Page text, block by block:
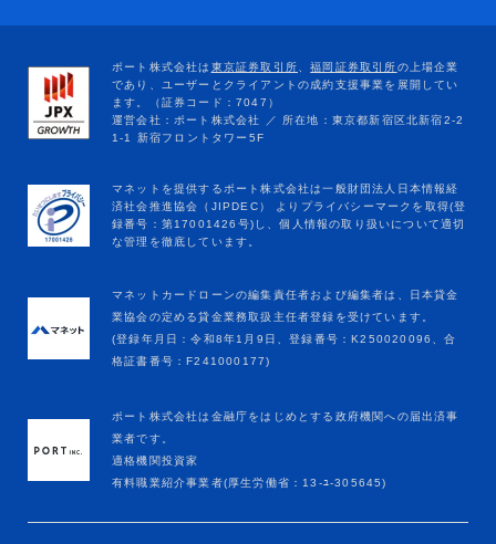
マネットカードローンの編集責任者および編集者は、日本貸金
業協会の定める貸金業務取扱主任者登録を受けています。
(登録年月日：令和8年1月9日、登録番号：K250020096、合
格証書番号：F241000177)
ポート株式会社は金融庁をはじめとする政府機関への届出済事
業者です。
適格機関投資家
有料職業紹介事業者(厚生労働省：13-ﾕ-305645)